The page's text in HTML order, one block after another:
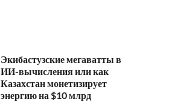
Экибастузские мегаватты в
ИИ-вычисления или как
Казахстан монетизирует
энергию на $10 млрд